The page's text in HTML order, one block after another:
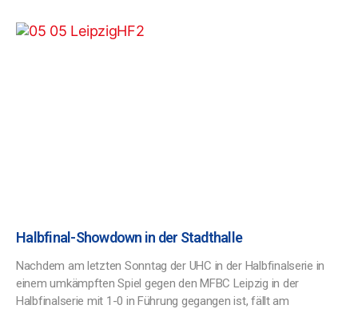
Halbfinal-Showdown in der Stadthalle
Nachdem am letzten Sonntag der UHC in der Halbfinalserie in
einem umkämpften Spiel gegen den MFBC Leipzig in der
Halbfinalserie mit 1-0 in Führung gegangen ist, fällt am